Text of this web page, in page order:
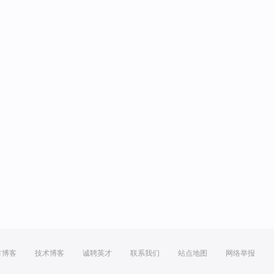
博客 技术博客 诚聘英才 联系我们 站点地图 网络举报